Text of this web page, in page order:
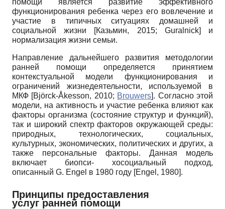
помощи является развитие эффективного
функционирования ребенка через его вовлечение и
участие в типичных ситуациях домашней и
социальной жизни [Казьмин, 2015; Guralnick]
и
нормализация жизни семьи.
Направление дальнейшего развития методологии
ранней помощи определяется принятием
контекстуальной модели функционирования и
ограничений жизнедеятельности, используемой в
МКФ [Björck-Åkesson, 2010; Brouwers]. Согласно этой
модели, на активность и участие ребенка влияют как
факторы организма (состояние структур и функций),
так и широкий спектр факторов окружающей среды:
природных, технологических, социальных,
культурных, экономических, политических и других, а
также персональные факторы. Данная модель
включает биопси- хосоциальный подход,
описанный G. Engel в 1980 году [Engel, 1980].
Принципы предоставления
услуг ранней помощи